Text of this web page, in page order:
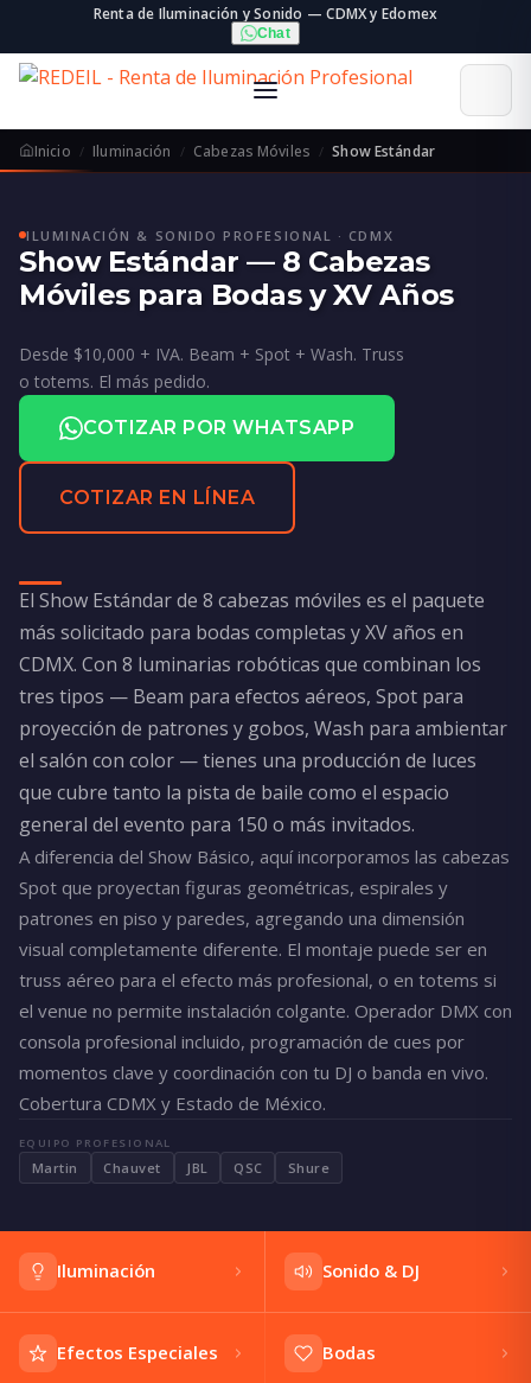
Renta de Iluminación y Sonido — CDMX y Edomex
Chat
Inicio Iluminación Cabezas Móviles Show Estándar
ILUMINACIÓN & SONIDO PROFESIONAL · CDMX
Show Estándar — 8 Cabezas
Móviles para Bodas y XV Años
Desde $10,000 + IVA. Beam + Spot + Wash. Truss
o totems. El más pedido.
COTIZAR POR WHATSAPP
COTIZAR EN LÍNEA
El Show Estándar de 8 cabezas móviles es el paquete
más solicitado para bodas completas y XV años en
CDMX. Con 8 luminarias robóticas que combinan los
tres tipos — Beam para efectos aéreos, Spot para
proyección de patrones y gobos, Wash para ambientar
el salón con color — tienes una producción de luces
que cubre tanto la pista de baile como el espacio
general del evento para 150 o más invitados.
A diferencia del Show Básico, aquí incorporamos las cabezas
Spot que proyectan figuras geométricas, espirales y
patrones en piso y paredes, agregando una dimensión
visual completamente diferente. El montaje puede ser en
truss aéreo para el efecto más profesional, o en totems si
el venue no permite instalación colgante. Operador DMX con
consola profesional incluido, programación de cues por
momentos clave y coordinación con tu DJ o banda en vivo.
Cobertura CDMX y Estado de México.
EQUIPO PROFESIONAL
Martin Chauvet JBL QSC Shure
Iluminación Sonido & DJ
Efectos Especiales Bodas